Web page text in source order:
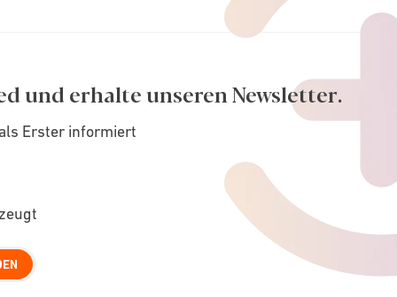
und erhalte unseren Newsletter.
Erster informiert